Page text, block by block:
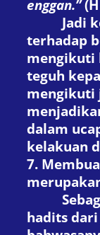
enggan.”(
Jadi
terhadap
mengikuti
teguh
mengikuti
dalam
kelakuan
7.
hadits